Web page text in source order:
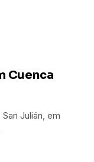
Cuenca
Julián, em